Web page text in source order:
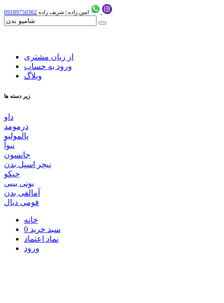
09189750362 امین زاده | شریف زاده
از زبان مشتری
ورود به حساب
وبلاگ
زیر دسته ها
داو
درمومد
پالمولیو
نیوآ
جانسون
نیچر اسپل بدن
چیکو
یونی بیبی
آمالفی بدن
فومی دیال
خانه
0 سبد خرید
نماد اعتماد
ورود